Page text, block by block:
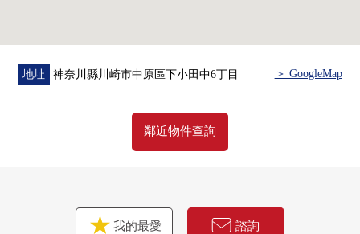
・照明器具設置
・House清洗其他
・Mybasket下小田中的商店步行5分鐘(約370m)
・7-Eleven川崎子母口東店步行7分鐘(約520m)
地址 神奈川縣川崎市中原區下小田中6丁目 ＞ GoogleMap
鄰近物件查詢
我的最愛 諮詢